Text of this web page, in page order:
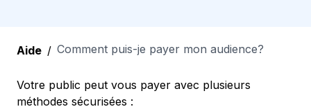
Aide / Comment puis-je payer mon audience?
Votre public peut vous payer avec plusieurs
méthodes sécurisées :